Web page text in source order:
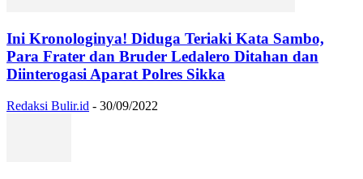
Ini Kronologinya! Diduga Teriaki Kata Sambo,
Para Frater dan Bruder Ledalero Ditahan dan
Diinterogasi Aparat Polres Sikka
Redaksi Bulir.id - 30/09/2022